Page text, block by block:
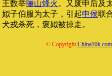
王数举骊山烽火 。又废申后及
姒子伯服为太子，引起申侯联
犬戎杀死，褒姒被掠走。
© CopyrightChina10k.com